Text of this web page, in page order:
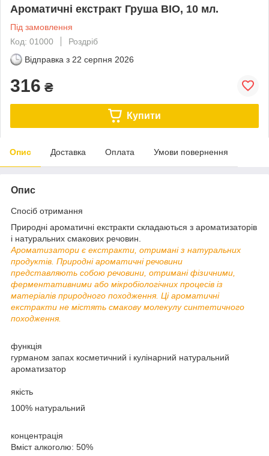
Ароматичні екстракт Груша BIO, 10 мл.
Під замовлення
Код: 01000
Роздріб
Відправка з 22 серпня 2026
316 ₴
Купити
Опис Доставка Оплата Умови повернення
Опис
Спосіб отримання
Природні ароматичні екстракти складаються з ароматизаторів
і натуральних смакових речовин.
Ароматизатори є екстракти, отримані з натуральних
продуктів. Природні ароматичні речовини
представляють собою речовини, отримані фізичними,
ферментативними або мікробіологічних процесів із
матеріалів природного походження. Ці ароматичні
екстракти не містять смакову молекулу синтетичного
походження.
функція
гурманом запах косметичний і кулінарний натуральний
ароматизатор
якість
100% натуральний
концентрація
Вміст алкоголю: 50%